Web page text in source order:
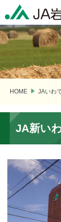
HOME JAいわ
JA新い